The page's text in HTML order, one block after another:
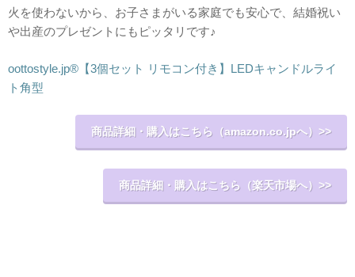
火を使わないから、お子さまがいる家庭でも安心で、結婚祝い
や出産のプレゼントにもピッタリです♪
oottostyle.jp®【3個セット リモコン付き】LEDキャンドルライ
ト角型
商品詳細・購入はこちら（amazon.co.jpへ）>>
商品詳細・購入はこちら（楽天市場へ）>>